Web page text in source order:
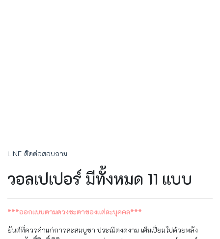
LINE ติดต่อสอบถาม
วอลเปเปอร์ มีทั้งหมด 11 แบบ
***ออกแบบตามดวงชะตาของแต่ละบุคคล***
ยันต์ที่ควรค่าแก่การสะสมบูชา ประณีตงดงาม เต็มเปี่ยมไปด้วยพลัง